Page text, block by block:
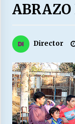
Director